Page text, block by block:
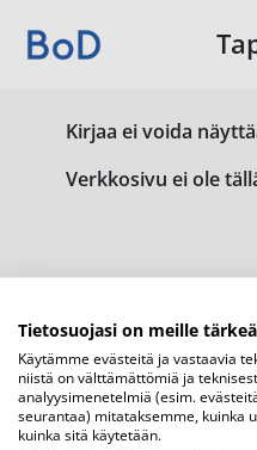
Kirjaa ei voida
Verkkosivu ei ole
Tietosuojasi on meille tärkeä
Käytämme evästeitä ja vastaavia
niistä on välttämättömiä ja
analyysimenetelmiä (esim.
seurantaa) mitataksemme, kuinka
kuinka sitä käytetään.